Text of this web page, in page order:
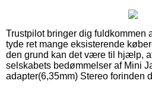
Trustpilot bringer dig fuldkommen
tyde ret mange eksisterende
den grund kan det være til hjælp,
selskabets bedømmelser af Mini
adapter(6,35mm) Stereo forinden